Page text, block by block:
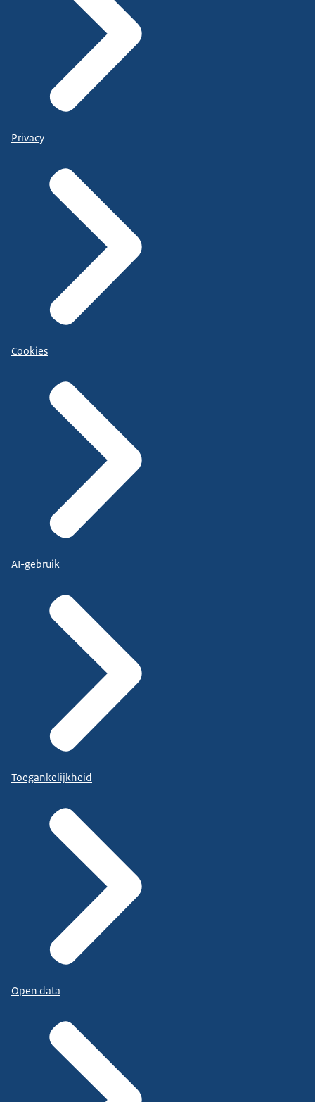
Privacy
Cookies
AI-gebruik
Toegankelijkheid
Open data